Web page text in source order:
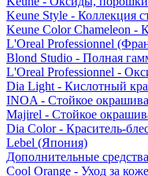
Keune Style - Коллекция
Keune Color Chameleon -
L'Oreal Professionnel
Blond Studio - Полная
L'Oreal Professionnel -
Dia Light - Кислотный
INOA - Стойкое
Majirel - Стойкое
Dia Color - Краситель-
Lebel (Япония)
Дополнительные
Cool Orange - Уход за